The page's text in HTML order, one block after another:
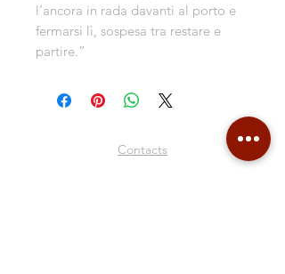
l’ancora in rada davanti al porto e
fermarsi lì, sospesa tra restare e
partire.”
Contacts